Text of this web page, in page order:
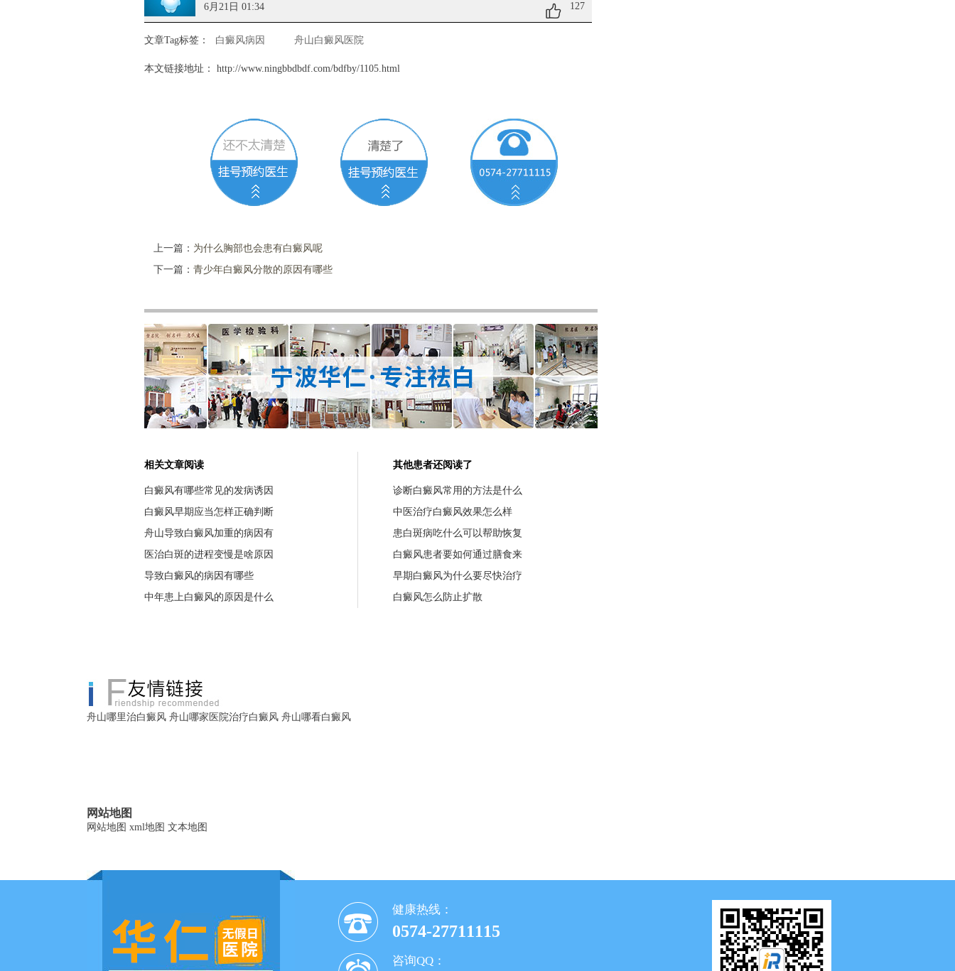
6月21日 01:34 127
文章Tag标签： 白癜风病因 舟山白癜风医院
本文链接地址： http://www.ningbbdbdf.com/bdfby/1105.html
上一篇： 为什么胸部也会患有白癜风呢
下一篇： 青少年白癜风分散的原因有哪些
相关文章阅读
白癜风有哪些常见的发病诱因
白癜风早期应当怎样正确判断
舟山导致白癜风加重的病因有
医治白斑的进程变慢是啥原因
导致白癜风的病因有哪些
中年患上白癜风的原因是什么
其他患者还阅读了
诊断白癜风常用的方法是什么
中医治疗白癜风效果怎么样
患白斑病吃什么可以帮助恢复
白癜风患者要如何通过膳食来
早期白癜风为什么要尽快治疗
白癜风怎么防止扩散
舟山哪里治白癜风 舟山哪家医院治疗白癜风 舟山哪看白癜风
网站地图
网站地图 xml地图 文本地图
健康热线：
0574-27711115
咨询QQ：